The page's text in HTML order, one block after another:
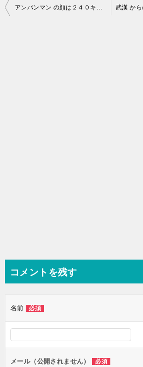
投
アンパンマン の顔は２４０キロ！？ 三重 ＳＳＨの津高１年生、研究成果発表
コメントを残す
名前 必須
メール（公開されません） 必須